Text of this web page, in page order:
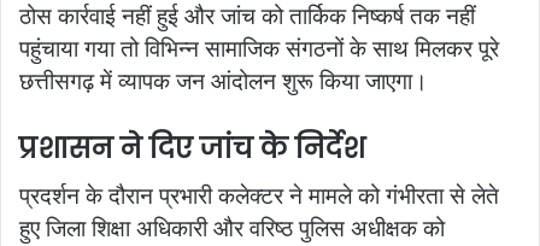
ठोस कार्रवाई नहीं हुई और जांच को तार्किक निष्कर्ष तक नहीं
पहुंचाया गया तो विभिन्न सामाजिक संगठनों के साथ मिलकर पूरे
छत्तीसगढ़ में व्यापक जन आंदोलन शुरू किया जाएगा।
प्रशासन ने दिए जांच के निर्देश
प्रदर्शन के दौरान प्रभारी कलेक्टर ने मामले को गंभीरता से लेते
हुए जिला शिक्षा अधिकारी और वरिष्ठ पुलिस अधीक्षक को